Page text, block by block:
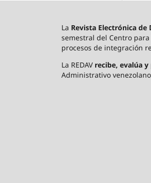
La Revista Electrónica de
semestral del Centro
procesos de integración
La REDAV recibe, evalúa
Administrativo